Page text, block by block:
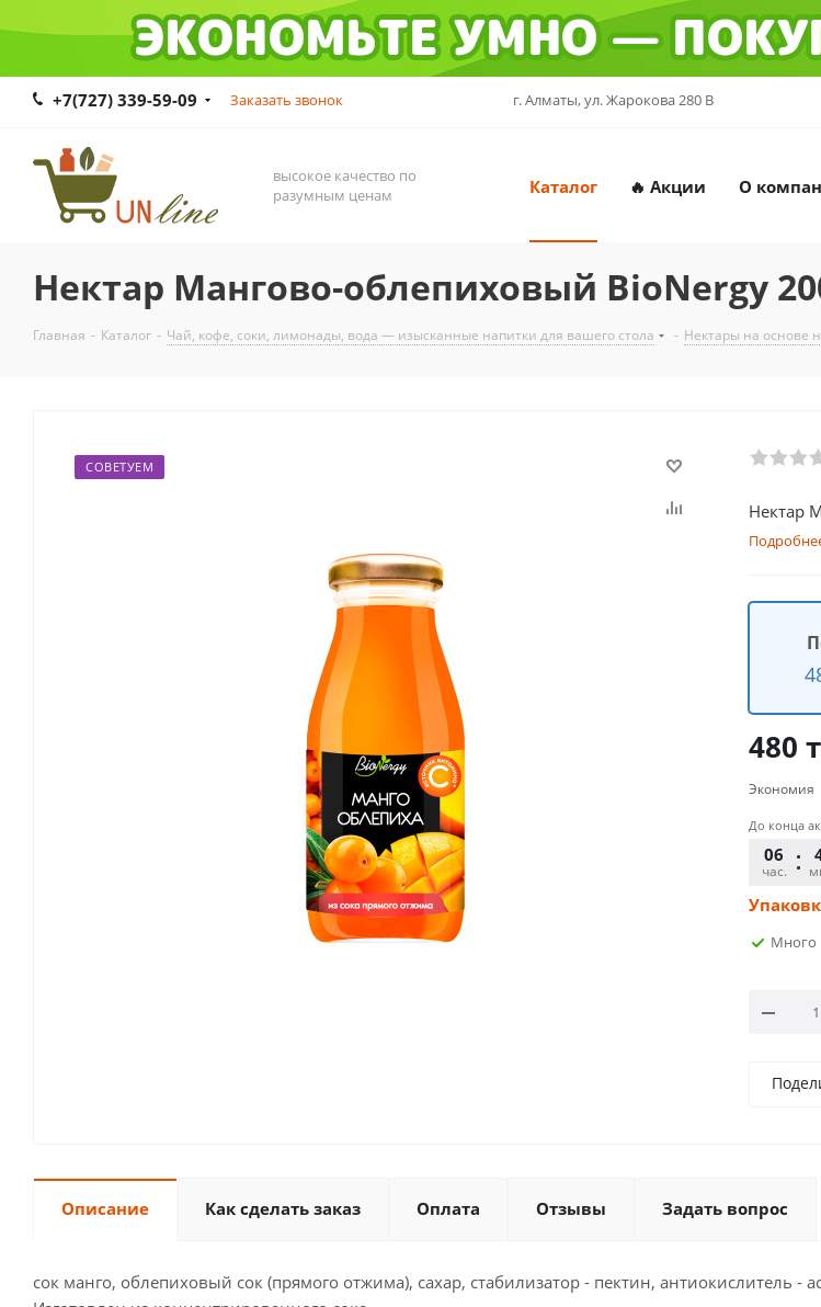
+7(727) 339-59-09 Заказать звонок г. Алматы, ул. Жарокова 280 В
высокое качество по
разумным ценам
Каталог 🔥 Акции О
Нектар Мангово-облепиховый BioNergy
Главная - Каталог - Чай, кофе, соки, лимонады, вода — изысканные напитки для вашего стола - Нектары на основе
СОВЕТУЕМ
Нектар
480
Экономия
До конца
06
час.
Много
Описание Как сделать заказ Оплата Отзывы Задать вопрос
сок манго, облепиховый сок (прямого отжима), сахар, стабилизатор - пектин, антиокислитель